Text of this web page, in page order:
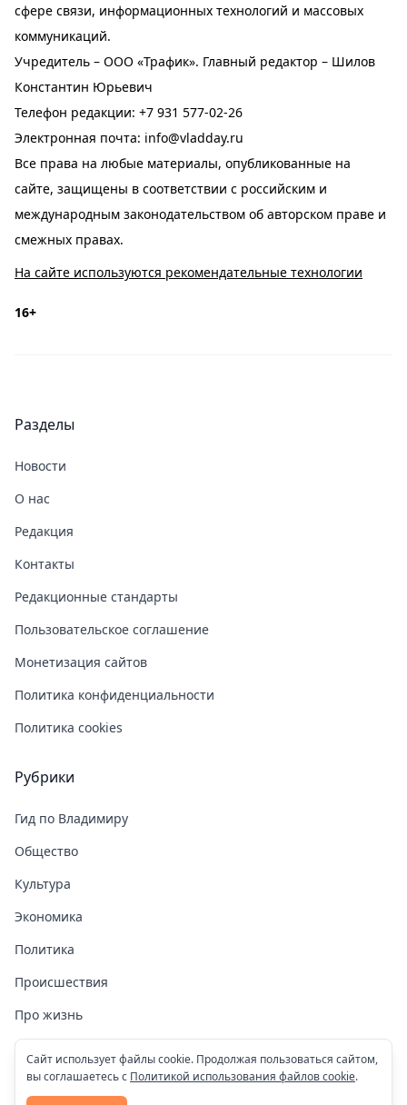
сфере связи, информационных технологий и массовых
коммуникаций.
Учредитель – ООО «Трафик». Главный редактор – Шилов
Константин Юрьевич
Телефон редакции: +7 931 577-02-26
Электронная почта: info@vladday.ru
Все права на любые материалы, опубликованные на
сайте, защищены в соответствии с российским и
международным законодательством об авторском праве и
смежных правах.
На сайте используются рекомендательные технологии
16+
Разделы
Новости
О нас
Редакция
Контакты
Редакционные стандарты
Пользовательское соглашение
Монетизация сайтов
Политика конфиденциальности
Политика cookies
Рубрики
Гид по Владимиру
Общество
Культура
Экономика
Политика
Происшествия
Про жизнь
Здоровье
COVID-19
Сайт использует файлы cookie. Продолжая пользоваться сайтом,
вы соглашаетесь с Политикой использования файлов cookie.